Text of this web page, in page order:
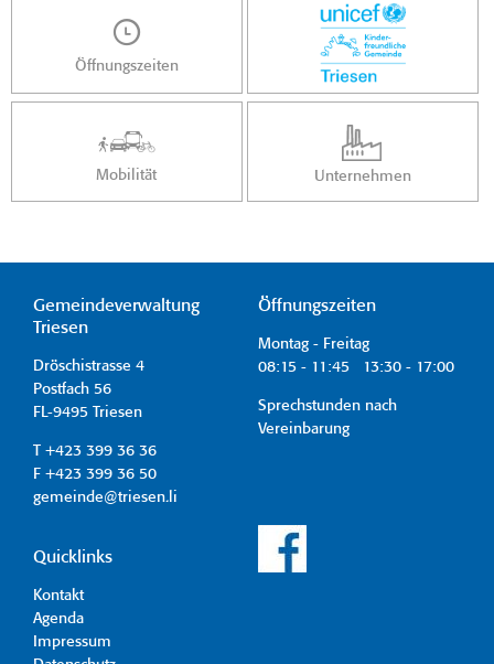
Öffnungszeiten
Mobilität Unternehmen
Gemeindeverwaltung
Triesen
Dröschistrasse 4
Postfach 56
FL-9495 Triesen
T +423 399 36 36
F +423 399 36 50
gemeinde@triesen.li
Öffnungszeiten
Montag - Freitag
08:15 - 11:45 13:30 - 17:00
Sprechstunden nach
Vereinbarung
Quicklinks
Kontakt
Agenda
Impressum